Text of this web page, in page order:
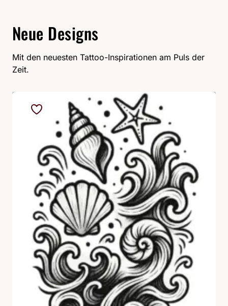
Neue Designs
Mit den neuesten Tattoo-Inspirationen am Puls der
Zeit.